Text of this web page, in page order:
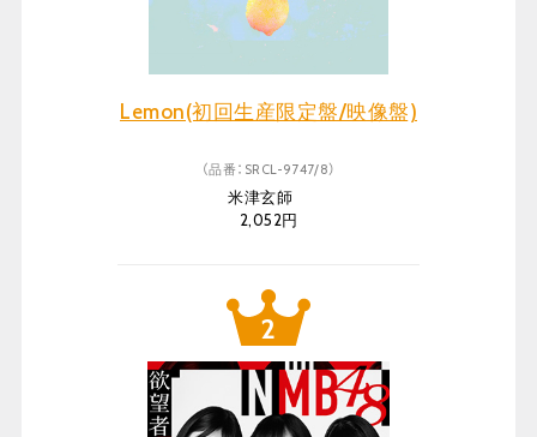
Lemon(初回生産限定盤/映像盤)
（品番：SRCL-9747/8）
米津玄師
2,052円